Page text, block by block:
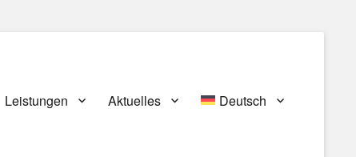
Leistungen Aktuelles Deutsch